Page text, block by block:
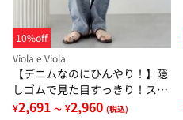
10%off
Viola e Viola
【デニムなのにひんやり！】隠
しゴムで見た目すっきり！スト
レッチ楽ちんデニム
¥2,691 ～ ¥2,960 (税込)